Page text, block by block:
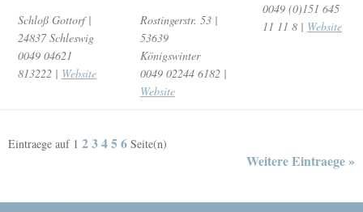
Schloß Gottorf |
24837 Schleswig
0049 04621
813222 | Website
Rostingerstr. 53 |
53639
Königswinter
0049 02244 6182 |
Website
0049 (0)151 645
11 11 8 | Website
Eintraege auf 1 23456 Seite(n)
Weitere Eintraege »